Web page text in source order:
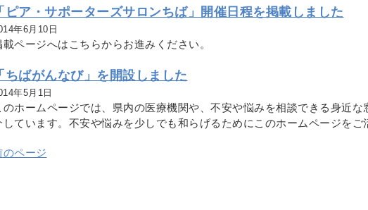
ピア・サポーターズサロンちば」開催日程を掲載しました
年6月10日
載ページへはこちらからお進みください。
ちばがんなび」を開設しました
年5月1日
のホームページでは、県内の医療機関や、不安や悩みを相談できる身近な
しています。不安や悩みを少しでも和らげるためにこのホームページをご
のページ